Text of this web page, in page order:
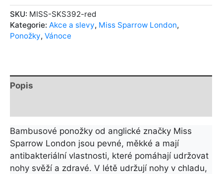
SKU: MISS-SKS392-red
Kategorie: Akce a slevy, Miss Sparrow London,
Ponožky, Vánoce
Popis
Bambusové ponožky od anglické značky Miss
Sparrow London jsou pevné, měkké a mají
antibakteriální vlastnosti, které pomáhají udržovat
nohy svěží a zdravé. V létě udržují nohy v chladu,